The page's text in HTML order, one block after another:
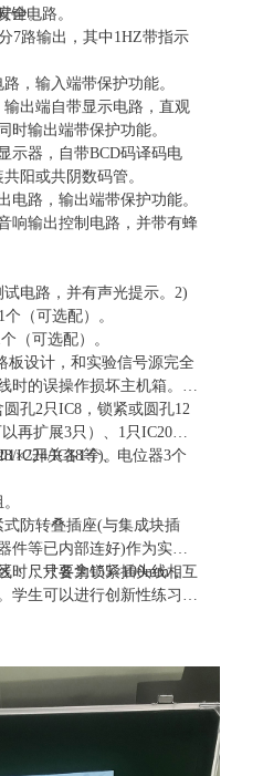
全。
钟电路。
7路输出，其中1HZ带指示
，输入端带保护功能。
出端自带显示电路，直观
时输出端带保护功能。
示器，自带BCD码译码电
阳或共阴数码管。
电路，输出端带保护功能。
响输出控制电路，并带有蜂
电路，并有声光提示。2)
（可选配）。
（可选配）。
板设计，和实验信号源完全
时的误操作损坏主机箱。实
孔2只IC8，锁紧或圆孔12
再扩展3只）、1只IC20、1
IC24/IC18等)。
开关各1个、电位器3个
防转叠插座(与集成块插
件等已内部连好)作为实验
时，只要拿锁紧插头线相互
：尺寸各为155×100mm，
学生可以进行创新性练习，